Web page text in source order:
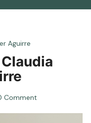
Aguirre
Comment